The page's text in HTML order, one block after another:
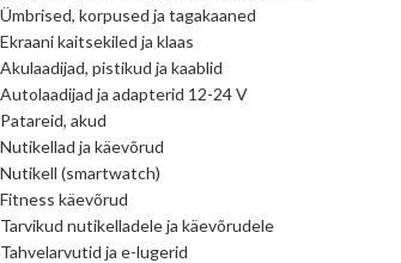
Ümbrised, korpused ja tagakaaned
Ekraani kaitsekiled ja klaas
Akulaadijad, pistikud ja kaablid
Autolaadijad ja adapterid 12-24 V
Patareid, akud
Nutikellad ja käevõrud
Nutikell (smartwatch)
Fitness käevõrud
Tarvikud nutikelladele ja käevõrudele
Tahvelarvutid ja e-lugerid